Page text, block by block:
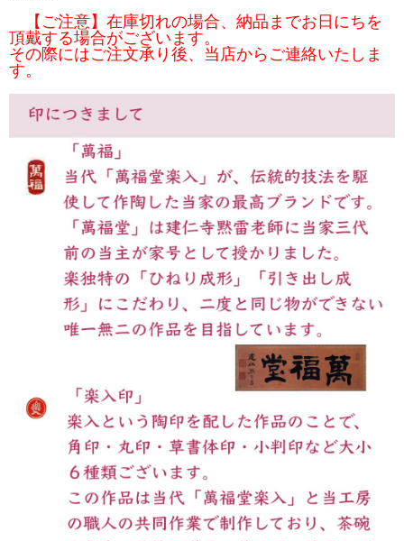
【ご注意】在庫切れの場合、納品までお日にちを
頂戴する場合がございます。
その際にはご注文承り後、当店からご連絡いたしま
す。